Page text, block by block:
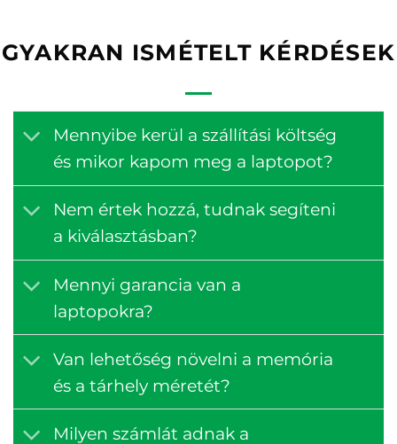
GYAKRAN ISMÉTELT KÉRDÉSEK
Mennyibe kerül a szállítási költség
és mikor kapom meg a laptopot?
Nem értek hozzá, tudnak segíteni
a kiválasztásban?
Mennyi garancia van a
laptopokra?
Van lehetőség növelni a memória
és a tárhely méretét?
Milyen számlát adnak a